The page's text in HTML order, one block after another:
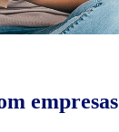
empresas